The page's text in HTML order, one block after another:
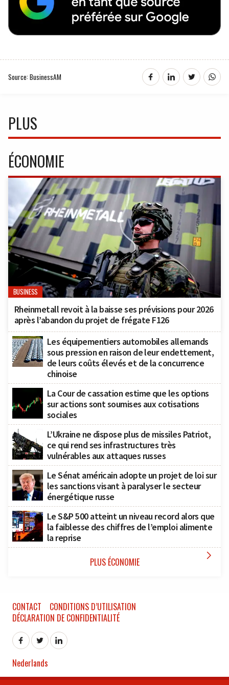
Source: BusinessAM
PLUS
ÉCONOMIE
BUSINESS
Rheinmetall revoit à la baisse ses prévisions pour 2026
après l’abandon du projet de frégate F126
Les équipementiers automobiles allemands
sous pression en raison de leur endettement,
de leurs coûts élevés et de la concurrence
chinoise
La Cour de cassation estime que les options
sur actions sont soumises aux cotisations
sociales
L’Ukraine ne dispose plus de missiles Patriot,
ce qui rend ses infrastructures très
vulnérables aux attaques russes
Le Sénat américain adopte un projet de loi sur
les sanctions visant à paralyser le secteur
énergétique russe
Le S&P 500 atteint un niveau record alors que
la faiblesse des chiffres de l’emploi alimente
la reprise
PLUS ÉCONOMIE 
CONTACT
CONDITIONS D’UTILISATION
DÉCLARATION DE CONFIDENTIALITÉ
Nederlands